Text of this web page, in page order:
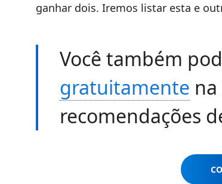
ganhar dois. Iremos listar esta e
Você também
gratuitamente
recomendações